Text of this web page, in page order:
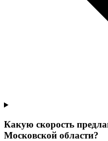
Какую скорость
Московской области?